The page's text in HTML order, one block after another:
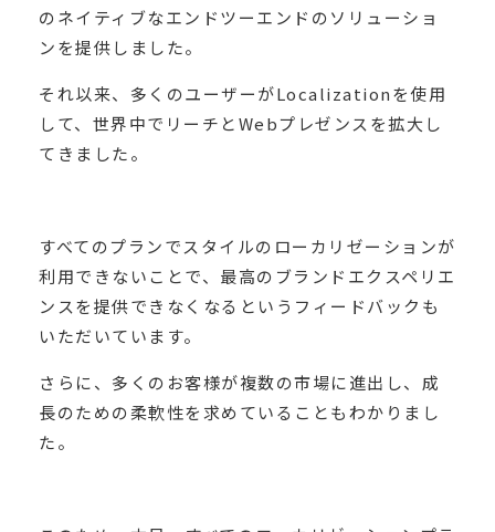
のネイティブなエンドツーエンドのソリューショ
ンを提供しました。
それ以来、多くのユーザーがLocalizationを使用
して、世界中でリーチとWebプレゼンスを拡大し
てきました。
すべてのプランでスタイルのローカリゼーションが
利用できないことで、最高のブランドエクスペリエ
ンスを提供できなくなるというフィードバックも
いただいています。
さらに、多くのお客様が複数の市場に進出し、成
長のための柔軟性を求めていることもわかりまし
た。